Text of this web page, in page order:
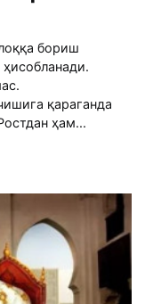
бориш
қараганда
ҳам...